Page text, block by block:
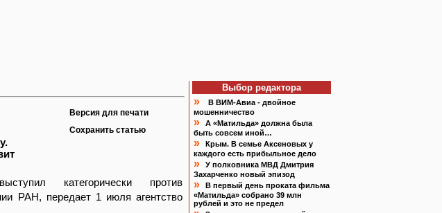
Версия для печати
Сохранить статью
категорически против
РАН, передает 1 июля агентство
Выбор редактора
»
В ВИМ-Авиа - двойное
мошенничество
»
А «Матильда» должна была
быть совсем иной…
»
Крым. В семье Аксеновых у
каждого есть прибыльное дело
»
У полковника МВД Дмитрия
Захарченко новый эпизод
»
В первый день проката фильма
«Матильда» собрано 39 млн
рублей и это не предел